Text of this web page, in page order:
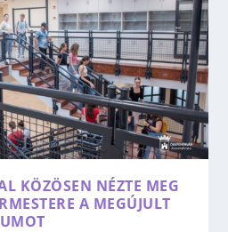
KÖZÖSEN NÉZTE MEG
A MEGÚJULT